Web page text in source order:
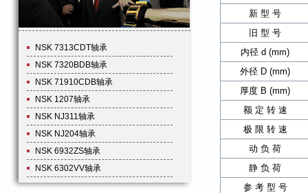
新 型 号
旧 型 号
内径 d (mm)
外径 D (mm)
厚度 B (mm)
额 定 转 速
极 限 转 速
动 负 荷
静 负 荷
参 考 型 号
NSK 7313CDT轴承
NSK 7320BDB轴承
NSK 71910CDB轴承
NSK 1207轴承
NSK NJ311轴承
NSK NJ204轴承
NSK 6932ZS轴承
NSK 6302VV轴承